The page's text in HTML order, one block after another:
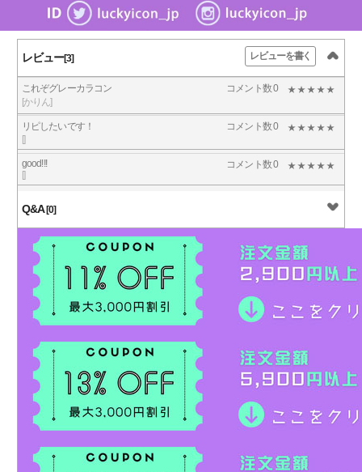
レビュー[3]
これぞグレーカラコン
[かりん]
コメント数 0
リピしたいです！
[]
コメント数 0
good!!!
[]
コメント数 0
レビューを書く
Q&A[0]